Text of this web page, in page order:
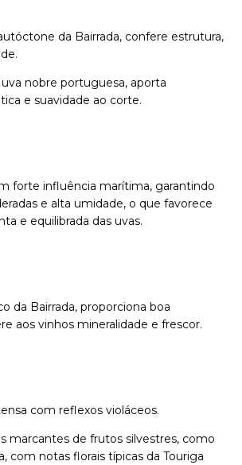
da Bairrada, confere estrutura,
nobre portuguesa, aporta
e suavidade ao corte.
forte influência marítima, garantindo
e alta umidade, o que favorece
e equilibrada das uvas.
da Bairrada, proporciona boa
aos vinhos mineralidade e frescor.
com reflexos violáceos.
marcantes de frutos silvestres, como
com notas florais típicas da Touriga